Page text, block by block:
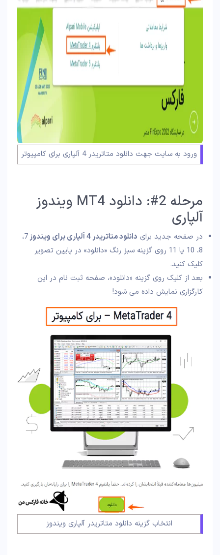
ورود به سایت جهت دانلود متاتریدر 4 آلپاری برای کامپیوتر
مرحله 2#: دانلود MT4 ویندوز
آلپاری
در صفحه جدید برای دانلود متاتریدر 4 آلپاری برای ویندوز
7،
8، 10 یا 11 روی گزینه سبز رنگ «دانلود» در پایین تصویر
کلیک کنید.
بعد از کلیک روی گزینه «دانلود»، صفحه ثبت نام در این
کارگزاری نمایش داده می شود!
انتخاب گزینه دانلود متاتریدر آلپاری ویندوز